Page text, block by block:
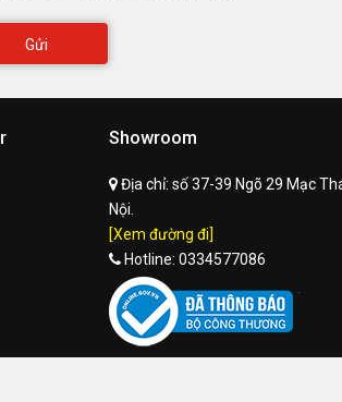
Gửi
Showroom
Địa chỉ: số 37-39 Ngõ 29 Mạc
Nội.
[Xem đường đi]
Hotline: 0334577086